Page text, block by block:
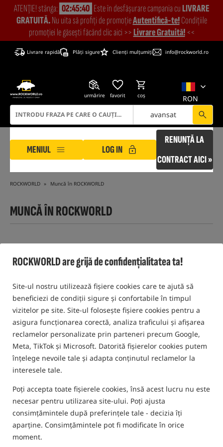
ROCKWORLD are grijă de confidențialitatea ta!
Site-ul nostru utilizează fișiere cookies care te ajută să
beneficiezi de condiții sigure și confortabile în timpul
vizitelor pe site. Site-ul folosește fișiere cookies pentru a
asigura funcționarea corectă, analiza traficului și afișarea
reclamelor personalizate prin parteneri precum Google,
Meta, TikTok și Microsoft. Datorită fișierelor cookies putem
înțelege nevoile tale și adapta conținutul reclamelor la
interesele tale.
Poți accepta toate fișierele cookies, însă acest lucru nu este
necesar pentru utilizarea site-ului. Poți ajusta
consimțămintele după preferințele tale - decizia îți
aparține. Consimțămintele pot fi modificate în orice
moment.
ATENŢIE! stânga: 02:45:40 Este în desfășurare campania cuLIVRARE
GRATUITĂ.Nu uita să profiți de promoțieAutentifică-te!Condițiile
promoției le găsești făcând clic aici >>Livrare Gratuită!<<
Livrare rapidă Plăți sigure Clienți mulțumiți info@rockworld.ro
RON
urmărire favorit coş
avansat
MENIUL LOG IN
RENUNȚĂ LA
CONTRACT AICI »
ROCKWORLD Muncă în ROCKWORLD
MUNCĂ ÎN ROCKWORLD
Alătură-te Rockworld – cel mai
bun Magazin pentru Pescuit la
Dacă pescuitul la crap este pentru tine un stil de viață, iar contactul
cu oamenii îți aduce bucurie – ești în locul potrivit. La Rockworld
combinăm pasiunea pentru meșteșugul pescuitului cu o servire
profesională și vânzări moderne. Căutăm persoane care vor să se
dezvolte, să își asume responsabilitatea pentru rezultate și să aibă
un impact real asupra experienței Clienților noștri.
De ce merită?
Pasiune + Profesie:
alții doar citesc.
Echipă și atmosferă:o echipă tânără și prietenoasă unde
contează rezultatul, respectul și o energie bună.
Ritmul de lucru prietenos cu viața:weekend prelungit la
două săptămâni (4/6 zile), ore flexibile în depozit și, în anumite